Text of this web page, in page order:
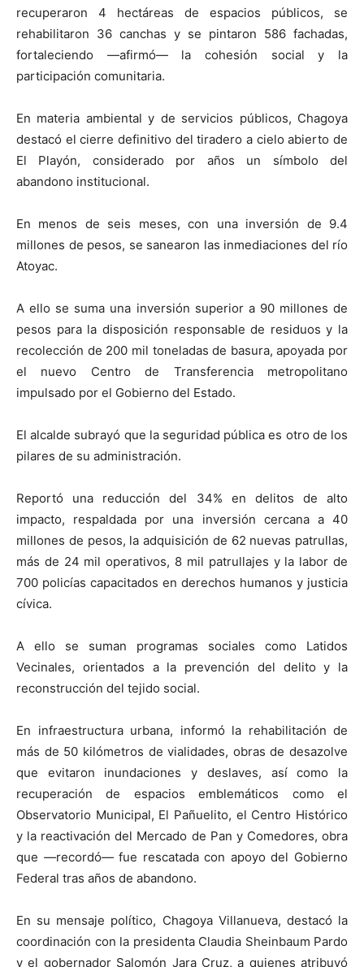
recuperaron 4 hectáreas de espacios públicos, se
rehabilitaron 36 canchas y se pintaron 586 fachadas,
fortaleciendo —afirmó— la cohesión social y la
participación comunitaria.
En materia ambiental y de servicios públicos, Chagoya
destacó el cierre definitivo del tiradero a cielo abierto de
El Playón, considerado por años un símbolo del
abandono institucional.
En menos de seis meses, con una inversión de 9.4
millones de pesos, se sanearon las inmediaciones del río
Atoyac.
A ello se suma una inversión superior a 90 millones de
pesos para la disposición responsable de residuos y la
recolección de 200 mil toneladas de basura, apoyada por
el nuevo Centro de Transferencia metropolitano
impulsado por el Gobierno del Estado.
El alcalde subrayó que la seguridad pública es otro de los
pilares de su administración.
Reportó una reducción del 34% en delitos de alto
impacto, respaldada por una inversión cercana a 40
millones de pesos, la adquisición de 62 nuevas patrullas,
más de 24 mil operativos, 8 mil patrullajes y la labor de
700 policías capacitados en derechos humanos y justicia
cívica.
A ello se suman programas sociales como Latidos
Vecinales, orientados a la prevención del delito y la
reconstrucción del tejido social.
En infraestructura urbana, informó la rehabilitación de
más de 50 kilómetros de vialidades, obras de desazolve
que evitaron inundaciones y deslaves, así como la
recuperación de espacios emblemáticos como el
Observatorio Municipal, El Pañuelito, el Centro Histórico
y la reactivación del Mercado de Pan y Comedores, obra
que —recordó— fue rescatada con apoyo del Gobierno
Federal tras años de abandono.
En su mensaje político, Chagoya Villanueva, destacó la
coordinación con la presidenta Claudia Sheinbaum Pardo
y el gobernador Salomón Jara Cruz, a quienes atribuyó